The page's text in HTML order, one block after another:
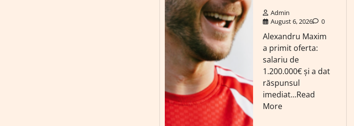
Admin
August 6, 2026
0
Alexandru Maxim
a primit oferta:
salariu de
1.200.000€ și a dat
răspunsul
imediat...Read
More